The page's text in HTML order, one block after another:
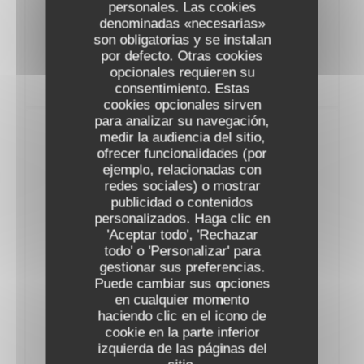
personales. Las cookies
denominadas «necesarias»
son obligatorias y se instalan
por defecto. Otras cookies
opcionales requieren su
consentimiento. Estas
cookies opcionales sirven
para analizar su navegación,
medir la audiencia del sitio,
ofrecer funcionalidades (por
ejemplo, relacionadas con
redes sociales) o mostrar
publicidad o contenidos
personalizados. Haga clic en
'Aceptar todo', 'Rechazar
todo' o 'Personalizar' para
gestionar sus preferencias.
Puede cambiar sus opciones
en cualquier momento
haciendo clic en el icono de
cookie en la parte inferior
izquierda de las páginas del
AOP L'Alzetto Prestige Famille Albertini
2023
53,00 EUR
Vins Rouges
BOURGOGNE
AOC Pinot Noir Thierry et Pascale Matrot
2022
54,00 EUR
AOC MarangesThierry et Pascale Matrot
2023
57,00 EUR